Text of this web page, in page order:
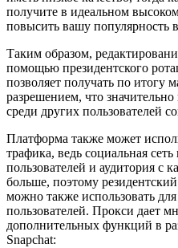
получите в идеальном
повысить вашу популярность
Таким образом,
помощью президентского
позволяет получать по итогу
разрешением, что
среди других пользователей
Платформа также может
трафика, ведь социальная
пользователей и аудитория с
больше, поэтому
можно также использовать
пользователей. Прокси дает
дополнительных функций в
Snapchat: